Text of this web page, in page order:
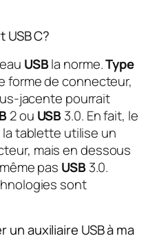
USB C?
USBla norme.Type
forme de connecteur,
jacente pourrait
2 ou USB 3.0. En fait, le
la tablette utilise un
mais en dessous
pas USB 3.0.
sont
auxiliaire USB à ma